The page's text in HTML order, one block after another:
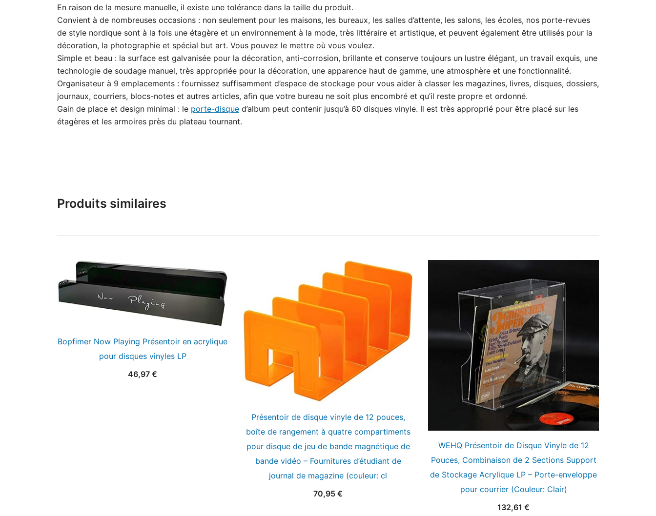
En raison de la mesure manuelle, il existe une tolérance dans la taille du produit.
Convient à de nombreuses occasions : non seulement pour les maisons, les bureaux, les salles d’attente, les salons, les écoles, nos porte-revues
de style nordique sont à la fois une étagère et un environnement à la mode, très littéraire et artistique, et peuvent également être utilisés pour la
décoration, la photographie et spécial but art. Vous pouvez le mettre où vous voulez.
Simple et beau : la surface est galvanisée pour la décoration, anti-corrosion, brillante et conserve toujours un lustre élégant, un travail exquis, une
technologie de soudage manuel, très appropriée pour la décoration, une apparence haut de gamme, une atmosphère et une fonctionnalité.
Organisateur à 9 emplacements : fournissez suffisamment d’espace de stockage pour vous aider à classer les magazines, livres, disques, dossiers,
journaux, courriers, blocs-notes et autres articles, afin que votre bureau ne soit plus encombré et qu’il reste propre et ordonné.
Gain de place et design minimal : le porte-disque d’album peut contenir jusqu’à 60 disques vinyle. Il est très approprié pour être placé sur les
étagères et les armoires près du plateau tournant.
Produits similaires
Bopfimer Now Playing Présentoir en acrylique
pour disques vinyles LP
46,97 €
Présentoir de disque vinyle de 12 pouces,
boîte de rangement à quatre compartiments
pour disque de jeu de bande magnétique de
bande vidéo – Fournitures d’étudiant de
journal de magazine (couleur: cl
70,95 €
WEHQ Présentoir de Disque Vinyle de 12
Pouces, Combinaison de 2 Sections Support
de Stockage Acrylique LP – Porte-enveloppe
pour courrier (Couleur: Clair)
132,61 €